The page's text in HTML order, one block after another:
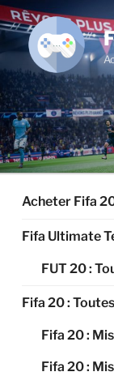
Aller
au
contenu
principal
Acheter Fifa
Fifa Ultimate
FUT 20 :
Fifa 20 :
Fifa 20 :
Fifa 20 :